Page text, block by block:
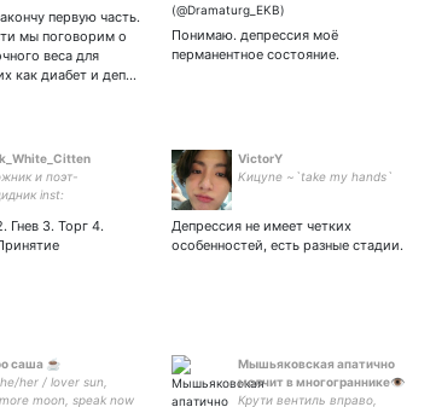
первую часть.
мы поговорим о
веса для
как диабет и деп…
Понимаю. депрессия моё
перманентное состояние.
и поэт-
inst:
#art
#poems
Гнев 3. Торг 4.
VictorY
Kицynе ~`take my hands`
Депрессия не имеет четких
особенностей, есть разные стадии.
саша ☕️
her / lover sun,
moon, speak now
Мышьяковская апатично
молчит в многограннике👁
Крути вентиль вправо,